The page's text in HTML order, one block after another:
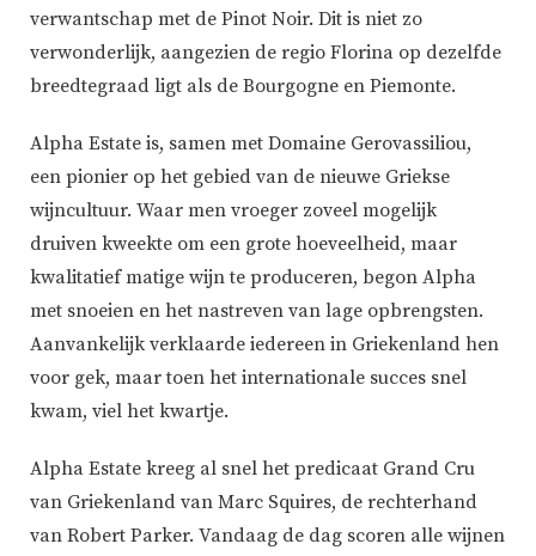
verwantschap met de Pinot Noir. Dit is niet zo
verwonderlijk, aangezien de regio Florina op dezelfde
breedtegraad ligt als de Bourgogne en Piemonte.
Alpha Estate is, samen met Domaine Gerovassiliou,
een pionier op het gebied van de nieuwe Griekse
wijncultuur. Waar men vroeger zoveel mogelijk
druiven kweekte om een grote hoeveelheid, maar
kwalitatief matige wijn te produceren, begon Alpha
met snoeien en het nastreven van lage opbrengsten.
Aanvankelijk verklaarde iedereen in Griekenland hen
voor gek, maar toen het internationale succes snel
kwam, viel het kwartje.
Alpha Estate kreeg al snel het predicaat Grand Cru
van Griekenland van Marc Squires, de rechterhand
van Robert Parker. Vandaag de dag scoren alle wijnen